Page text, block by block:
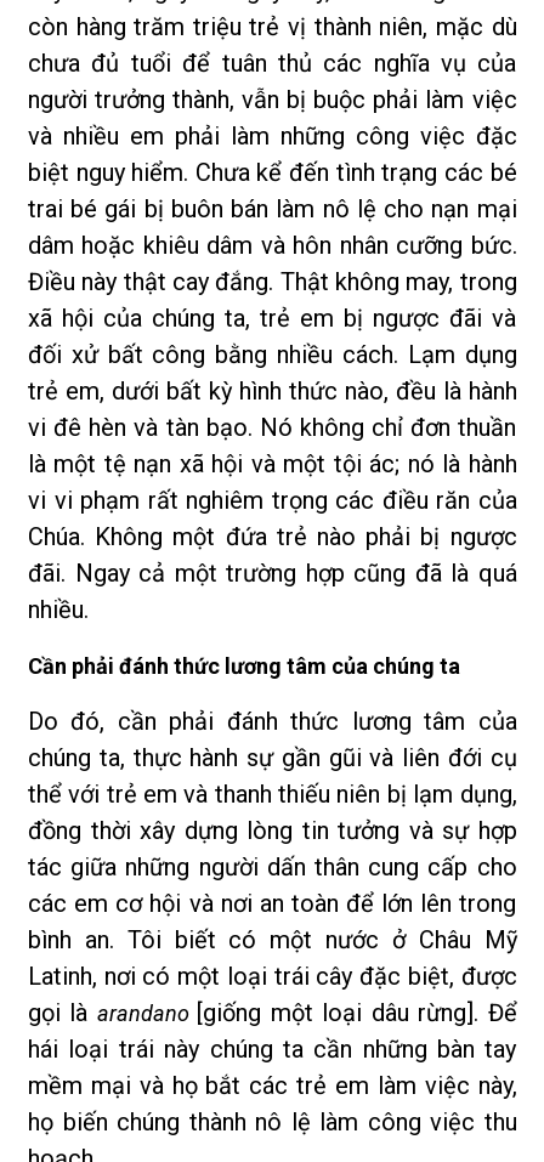
còn hàng trăm triệu trẻ vị thành niên, mặc dù
chưa đủ tuổi để tuân thủ các nghĩa vụ của
người trưởng thành, vẫn bị buộc phải làm việc
và nhiều em phải làm những công việc đặc
biệt nguy hiểm. Chưa kể đến tình trạng các bé
trai bé gái bị buôn bán làm nô lệ cho nạn mại
dâm hoặc khiêu dâm và hôn nhân cưỡng bức.
Điều này thật cay đắng. Thật không may, trong
xã hội của chúng ta, trẻ em bị ngược đãi và
đối xử bất công bằng nhiều cách. Lạm dụng
trẻ em, dưới bất kỳ hình thức nào, đều là hành
vi đê hèn và tàn bạo. Nó không chỉ đơn thuần
là một tệ nạn xã hội và một tội ác; nó là hành
vi vi phạm rất nghiêm trọng các điều răn của
Chúa. Không một đứa trẻ nào phải bị ngược
đãi. Ngay cả một trường hợp cũng đã là quá
nhiều.
Cần phải đánh thức lương tâm của chúng ta
Do đó, cần phải đánh thức lương tâm của
chúng ta, thực hành sự gần gũi và liên đới cụ
thể với trẻ em và thanh thiếu niên bị lạm dụng,
đồng thời xây dựng lòng tin tưởng và sự hợp
tác giữa những người dấn thân cung cấp cho
các em cơ hội và nơi an toàn để lớn lên trong
bình an. Tôi biết có một nước ở Châu Mỹ
Latinh, nơi có một loại trái cây đặc biệt, được
gọi là arandano [giống một loại dâu rừng]. Để
hái loại trái này chúng ta cần những bàn tay
mềm mại và họ bắt các trẻ em làm việc này,
họ biến chúng thành nô lệ làm công việc thu